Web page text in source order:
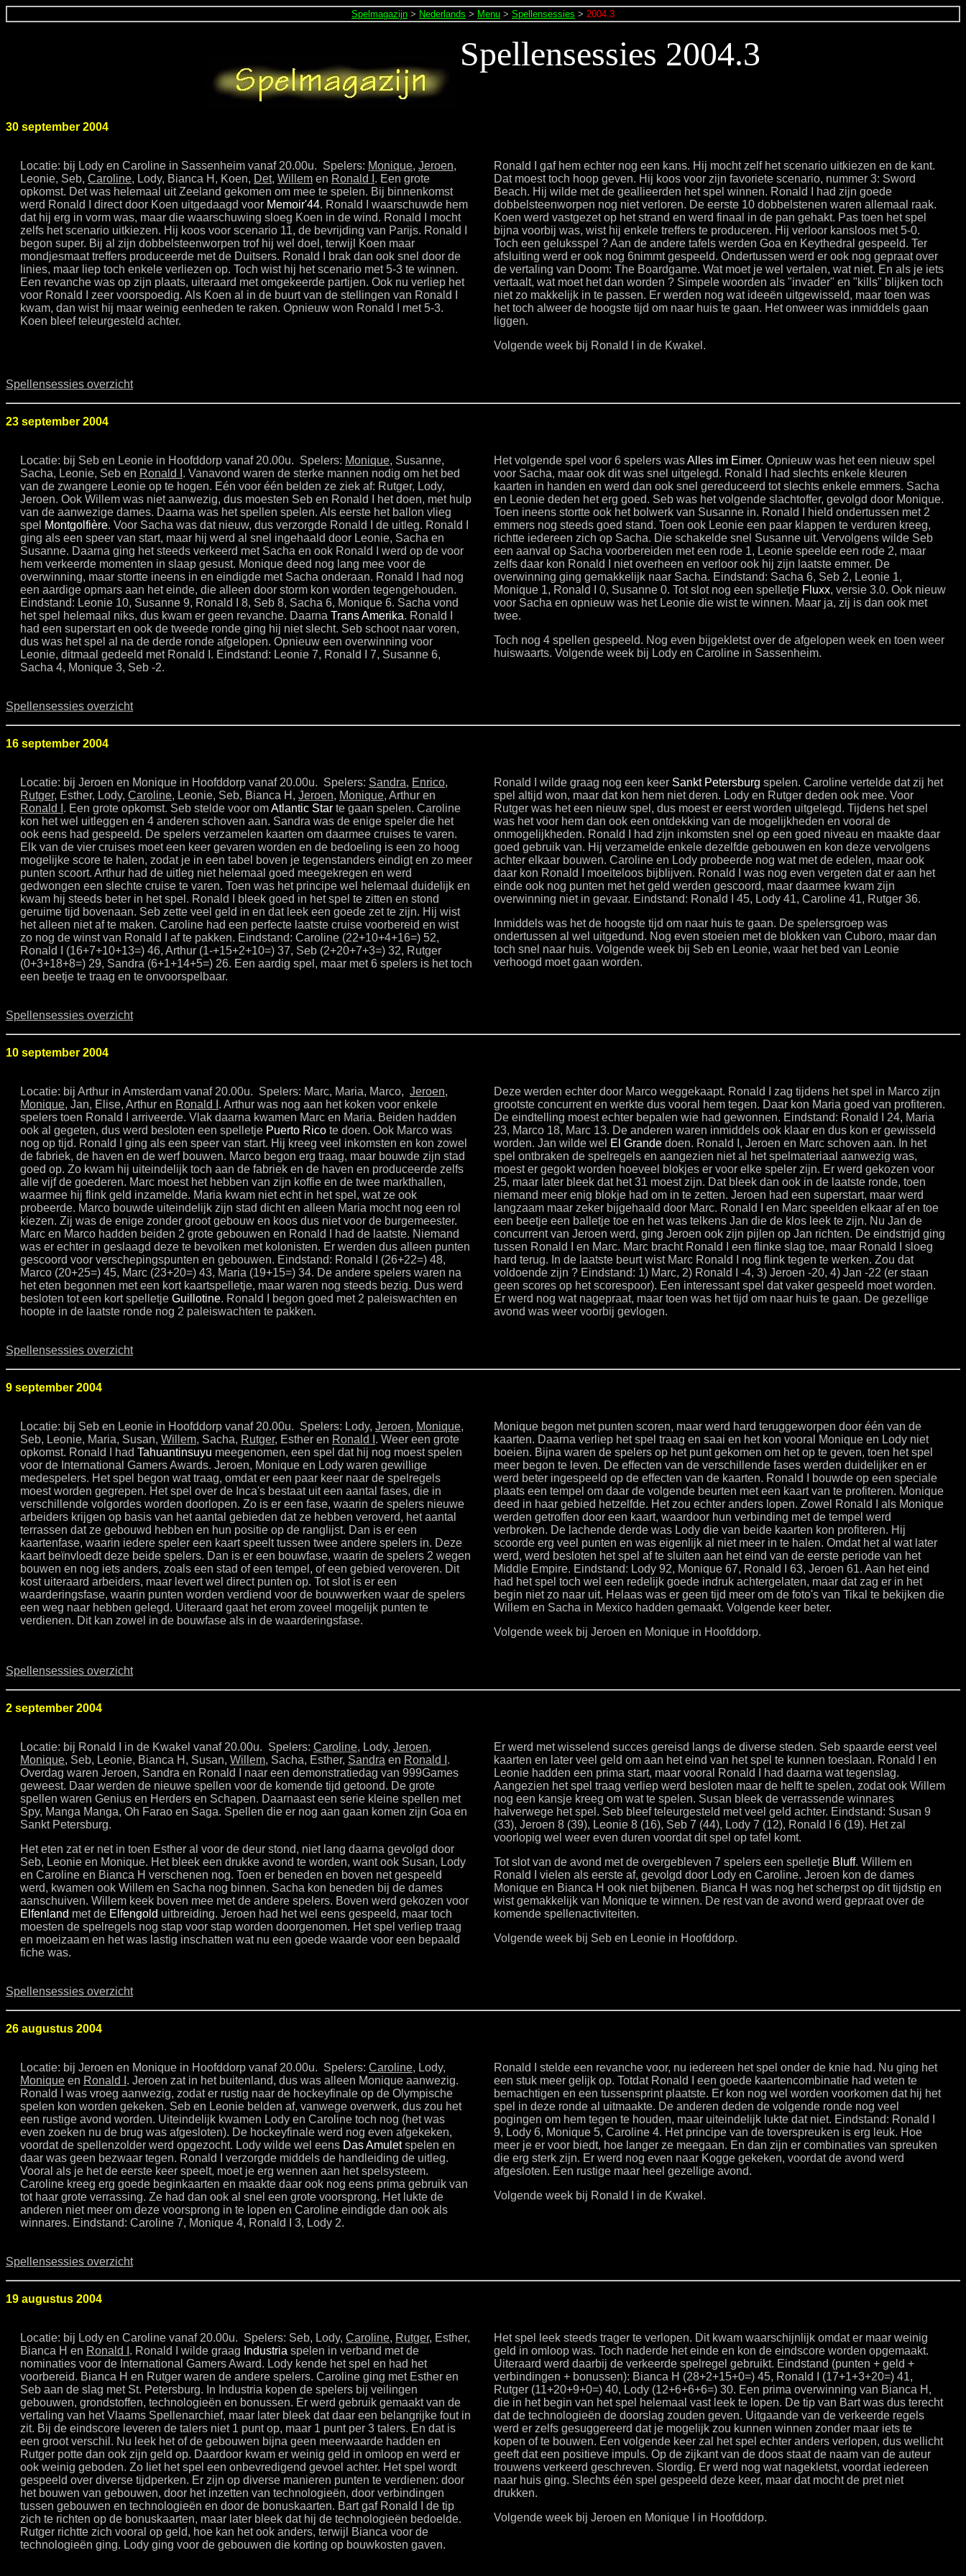
Spelmagazijn > Nederlands > Menu > Spellensessies > 2004.3
Spellensessies 2004.3
30 september 2004
Locatie: bij Lody en Caroline in Sassenheim vanaf 20.00u. Spelers: Monique, Jeroen,
Leonie, Seb, Caroline, Lody, Bianca H, Koen, Det, Willem en Ronald I . Een grote
opkomst. Det was helemaal uit Zeeland gekomen om mee te spelen. Bij binnenkomst
werd Ronald I direct door Koen uitgedaagd voor Memoir'44. Ronald I waarschuwde hem
dat hij erg in vorm was, maar die waarschuwing sloeg Koen in de wind. Ronald I mocht
zelfs het scenario uitkiezen. Hij koos voor scenario 11, de bevrijding van Parijs. Ronald I
begon super. Bij al zijn dobbelsteenworpen trof hij wel doel, terwijl Koen maar
mondjesmaat treffers produceerde met de Duitsers. Ronald I brak dan ook snel door de
linies, maar liep toch enkele verliezen op. Toch wist hij het scenario met 5-3 te winnen.
Een revanche was op zijn plaats, uiteraard met omgekeerde partijen. Ook nu verliep het
voor Ronald I zeer voorspoedig. Als Koen al in de buurt van de stellingen van Ronald I
kwam, dan wist hij maar weinig eenheden te raken. Opnieuw won Ronald I met 5-3.
Koen bleef teleurgesteld achter.
Ronald I gaf hem echter nog een kans. Hij mocht zelf het scenario uitkiezen en de kant.
Dat moest toch hoop geven. Hij koos voor zijn favoriete scenario, nummer 3: Sword
Beach. Hij wilde met de geallieerden het spel winnen. Ronald I had zijn goede
dobbelsteenworpen nog niet verloren. De eerste 10 dobbelstenen waren allemaal raak.
Koen werd vastgezet op het strand en werd finaal in de pan gehakt. Pas toen het spel
bijna voorbij was, wist hij enkele treffers te produceren. Hij verloor kansloos met 5-0.
Toch een geluksspel ? Aan de andere tafels werden Goa en Keythedral gespeeld. Ter
afsluiting werd er ook nog 6nimmt gespeeld. Ondertussen werd er ook nog gepraat over
de vertaling van Doom: The Boardgame. Wat moet je wel vertalen, wat niet. En als je iets
vertaalt, wat moet het dan worden ? Simpele woorden als "invader" en "kills" blijken toch
niet zo makkelijk in te passen. Er werden nog wat ideeën uitgewisseld, maar toen was
het toch alweer de hoogste tijd om naar huis te gaan. Het onweer was inmiddels gaan
liggen.
Volgende week bij Ronald I in de Kwakel.
Spellensessies overzicht
23 september 2004
Locatie: bij Seb en Leonie in Hoofddorp vanaf 20.00u. Spelers: Monique, Susanne,
Sacha, Leonie, Seb en Ronald I . Vanavond waren de sterke mannen nodig om het bed
van de zwangere Leonie op te hogen. Eén voor één belden ze ziek af: Rutger, Lody,
Jeroen. Ook Willem was niet aanwezig, dus moesten Seb en Ronald I het doen, met hulp
van de aanwezige dames. Daarna was het spellen spelen. Als eerste het ballon vlieg
spel Montgolfière. Voor Sacha was dat nieuw, dus verzorgde Ronald I de uitleg. Ronald I
ging als een speer van start, maar hij werd al snel ingehaald door Leonie, Sacha en
Susanne. Daarna ging het steeds verkeerd met Sacha en ook Ronald I werd op de voor
hem verkeerde momenten in slaap gesust. Monique deed nog lang mee voor de
overwinning, maar stortte ineens in en eindigde met Sacha onderaan. Ronald I had nog
een aardige opmars aan het einde, die alleen door storm kon worden tegengehouden.
Eindstand: Leonie 10, Susanne 9, Ronald I 8, Seb 8, Sacha 6, Monique 6. Sacha vond
het spel helemaal niks, dus kwam er geen revanche. Daarna Trans Amerika. Ronald I
had een superstart en ook de tweede ronde ging hij niet slecht. Seb schoot naar voren,
dus was het spel al na de derde ronde afgelopen. Opnieuw een overwinning voor
Leonie, ditmaal gedeeld met Ronald I. Eindstand: Leonie 7, Ronald I 7, Susanne 6,
Sacha 4, Monique 3, Seb -2.
Het volgende spel voor 6 spelers wasAlles im Eimer. Opnieuw was het een nieuw spel
voor Sacha, maar ook dit was snel uitgelegd. Ronald I had slechts enkele kleuren
kaarten in handen en werd dan ook snel gereduceerd tot slechts enkele emmers. Sacha
en Leonie deden het erg goed. Seb was het volgende slachtoffer, gevolgd door Monique.
Toen ineens stortte ook het bolwerk van Susanne in. Ronald I hield ondertussen met 2
emmers nog steeds goed stand. Toen ook Leonie een paar klappen te verduren kreeg,
richtte iedereen zich op Sacha. Die schakelde snel Susanne uit. Vervolgens wilde Seb
een aanval op Sacha voorbereiden met een rode 1, Leonie speelde een rode 2, maar
zelfs daar kon Ronald I niet overheen en verloor ook hij zijn laatste emmer. De
overwinning ging gemakkelijk naar Sacha. Eindstand: Sacha 6, Seb 2, Leonie 1,
Monique 1, Ronald I 0, Susanne 0. Tot slot nog een spelletje Fluxx, versie 3.0. Ook nieuw
voor Sacha en opnieuw was het Leonie die wist te winnen. Maar ja, zij is dan ook met
twee.
Toch nog 4 spellen gespeeld. Nog even bijgekletst over de afgelopen week en toen weer
huiswaarts. Volgende week bij Lody en Caroline in Sassenheim.
Spellensessies overzicht
16 september 2004
Locatie: bij Jeroen en Monique in Hoofddorp vanaf 20.00u. Spelers: Sandra, Enrico,
Rutger, Esther, Lody, Caroline, Leonie, Seb, Bianca H, Jeroen, Monique, Arthur en
Ronald I . Een grote opkomst. Seb stelde voor omAtlantic Star te gaan spelen. Caroline
kon het wel uitleggen en 4 anderen schoven aan. Sandra was de enige speler die het
ook eens had gespeeld. De spelers verzamelen kaarten om daarmee cruises te varen.
Elk van de vier cruises moet een keer gevaren worden en de bedoeling is een zo hoog
mogelijke score te halen, zodat je in een tabel boven je tegenstanders eindigt en zo meer
punten scoort. Arthur had de uitleg niet helemaal goed meegekregen en werd
gedwongen een slechte cruise te varen. Toen was het principe wel helemaal duidelijk en
kwam hij steeds beter in het spel. Ronald I bleek goed in het spel te zitten en stond
geruime tijd bovenaan. Seb zette veel geld in en dat leek een goede zet te zijn. Hij wist
het alleen niet af te maken. Caroline had een perfecte laatste cruise voorbereid en wist
zo nog de winst van Ronald I af te pakken. Eindstand: Caroline (22+10+4+16=) 52,
Ronald I (16+7+10+13=) 46, Arthur (1-+15+2+10=) 37, Seb (2+20+7+3=) 32, Rutger
(0+3+18+8=) 29, Sandra (6+1+14+5=) 26. Een aardig spel, maar met 6 spelers is het toch
een beetje te traag en te onvoorspelbaar.
Ronald I wilde graag nog een keer Sankt Petersburg spelen. Caroline vertelde dat zij het
spel altijd won, maar dat kon hem niet deren. Lody en Rutger deden ook mee. Voor
Rutger was het een nieuw spel, dus moest er eerst worden uitgelegd. Tijdens het spel
was het voor hem dan ook een ontdekking van de mogelijkheden en vooral de
onmogelijkheden. Ronald I had zijn inkomsten snel op een goed niveau en maakte daar
goed gebruik van. Hij verzamelde enkele dezelfde gebouwen en kon deze vervolgens
achter elkaar bouwen. Caroline en Lody probeerde nog wat met de edelen, maar ook
daar kon Ronald I moeiteloos bijblijven. Ronald I was nog even vergeten dat er aan het
einde ook nog punten met het geld werden gescoord, maar daarmee kwam zijn
overwinning niet in gevaar. Eindstand: Ronald I 45, Lody 41, Caroline 41, Rutger 36.
Inmiddels was het de hoogste tijd om naar huis te gaan. De spelersgroep was
ondertussen al wel uitgedund. Nog even stoeien met de blokken van Cuboro, maar dan
toch snel naar huis. Volgende week bij Seb en Leonie, waar het bed van Leonie
verhoogd moet gaan worden.
Spellensessies overzicht
10 september 2004
Locatie: bij Arthur in Amsterdam vanaf 20.00u. Spelers: Marc, Maria, Marco, Jeroen,
Monique, Jan, Elise, Arthur en Ronald I . Arthur was nog aan het koken voor enkele
spelers toen Ronald I arriveerde. Vlak daarna kwamen Marc en Maria. Beiden hadden
ook al gegeten, dus werd besloten een spelletje Puerto Rico te doen. Ook Marco was
nog op tijd. Ronald I ging als een speer van start. Hij kreeg veel inkomsten en kon zowel
de fabriek, de haven en de werf bouwen. Marco begon erg traag, maar bouwde zijn stad
goed op. Zo kwam hij uiteindelijk toch aan de fabriek en de haven en produceerde zelfs
alle vijf de goederen. Marc moest het hebben van zijn koffie en de twee markthallen,
waarmee hij flink geld inzamelde. Maria kwam niet echt in het spel, wat ze ook
probeerde. Marco bouwde uiteindelijk zijn stad dicht en alleen Maria mocht nog een rol
kiezen. Zij was de enige zonder groot gebouw en koos dus niet voor de burgemeester.
Marc en Marco hadden beiden 2 grote gebouwen en Ronald I had de laatste. Niemand
was er echter in geslaagd deze te bevolken met kolonisten. Er werden dus alleen punten
gescoord voor verschepingspunten en gebouwen. Eindstand: Ronald I (26+22=) 48,
Marco (20+25=) 45, Marc (23+20=) 43, Maria (19+15=) 34. De andere spelers waren na
het eten begonnen met een kort kaartspelletje, maar waren nog steeds bezig. Dus werd
besloten tot een kort spelletje Guillotine. Ronald I begon goed met 2 paleiswachten en
hoopte in de laatste ronde nog 2 paleiswachten te pakken.
Deze werden echter door Marco weggekaapt. Ronald I zag tijdens het spel in Marco zijn
grootste concurrent en werkte dus vooral hem tegen. Daar kon Maria goed van profiteren.
De eindtelling moest echter bepalen wie had gewonnen. Eindstand: Ronald I 24, Maria
23, Marco 18, Marc 13. De anderen waren inmiddels ook klaar en dus kon er gewisseld
worden. Jan wilde wel El Grande doen. Ronald I, Jeroen en Marc schoven aan. In het
spel ontbraken de spelregels en aangezien niet al het spelmateriaal aanwezig was,
moest er gegokt worden hoeveel blokjes er voor elke speler zijn. Er werd gekozen voor
25, maar later bleek dat het 31 moest zijn. Dat bleek dan ook in de laatste ronde, toen
niemand meer enig blokje had om in te zetten. Jeroen had een superstart, maar werd
langzaam maar zeker bijgehaald door Marc. Ronald I en Marc speelden elkaar af en toe
een beetje een balletje toe en het was telkens Jan die de klos leek te zijn. Nu Jan de
concurrent van Jeroen werd, ging Jeroen ook zijn pijlen op Jan richten. De eindstrijd ging
tussen Ronald I en Marc. Marc bracht Ronald I een flinke slag toe, maar Ronald I sloeg
hard terug. In de laatste beurt wist Marc Ronald I nog flink tegen te werken. Zou dat
voldoende zijn ? Eindstand: 1) Marc, 2) Ronald I -4, 3) Jeroen -20, 4) Jan -22 (er staan
geen scores op het scorespoor). Een interessant spel dat vaker gespeeld moet worden.
Er werd nog wat nagepraat, maar toen was het tijd om naar huis te gaan. De gezellige
avond was weer voorbij gevlogen.
Spellensessies overzicht
9 september 2004
Locatie: bij Seb en Leonie in Hoofddorp vanaf 20.00u. Spelers: Lody, Jeroen, Monique,
Seb, Leonie, Maria, Susan, Willem, Sacha, Rutger, Esther en Ronald I . Weer een grote
opkomst. Ronald I had Tahuantinsuyu meegenomen, een spel dat hij nog moest spelen
voor de International Gamers Awards. Jeroen, Monique en Lody waren gewillige
medespelers. Het spel begon wat traag, omdat er een paar keer naar de spelregels
moest worden gegrepen. Het spel over de Inca's bestaat uit een aantal fases, die in
verschillende volgordes worden doorlopen. Zo is er een fase, waarin de spelers nieuwe
arbeiders krijgen op basis van het aantal gebieden dat ze hebben veroverd, het aantal
terrassen dat ze gebouwd hebben en hun positie op de ranglijst. Dan is er een
kaartenfase, waarin iedere speler een kaart speelt tussen twee andere spelers in. Deze
kaart beïnvloedt deze beide spelers. Dan is er een bouwfase, waarin de spelers 2 wegen
bouwen en nog iets anders, zoals een stad of een tempel, of een gebied veroveren. Dit
kost uiteraard arbeiders, maar levert wel direct punten op. Tot slot is er een
waarderingsfase, waarin punten worden verdiend voor de bouwwerken waar de spelers
een weg naar hebben gelegd. Uiteraard gaat het erom zoveel mogelijk punten te
verdienen. Dit kan zowel in de bouwfase als in de waarderingsfase.
Monique begon met punten scoren, maar werd hard teruggeworpen door één van de
kaarten. Daarna verliep het spel traag en saai en het kon vooral Monique en Lody niet
boeien. Bijna waren de spelers op het punt gekomen om het op te geven, toen het spel
meer begon te leven. De effecten van de verschillende fases werden duidelijker en er
werd beter ingespeeld op de effecten van de kaarten. Ronald I bouwde op een speciale
plaats een tempel om daar de volgende beurten met een kaart van te profiteren. Monique
deed in haar gebied hetzelfde. Het zou echter anders lopen. Zowel Ronald I als Monique
werden getroffen door een kaart, waardoor hun verbinding met de tempel werd
verbroken. De lachende derde was Lody die van beide kaarten kon profiteren. Hij
scoorde erg veel punten en was eigenlijk al niet meer in te halen. Omdat het al wat later
werd, werd besloten het spel af te sluiten aan het eind van de eerste periode van het
Middle Empire. Eindstand: Lody 92, Monique 67, Ronald I 63, Jeroen 61. Aan het eind
had het spel toch wel een redelijk goede indruk achtergelaten, maar dat zag er in het
begin niet zo naar uit. Helaas was er geen tijd meer om de foto's van Tikal te bekijken die
Willem en Sacha in Mexico hadden gemaakt. Volgende keer beter.
Volgende week bij Jeroen en Monique in Hoofddorp.
Spellensessies overzicht
2 september 2004
Locatie: bij Ronald I in de Kwakel vanaf 20.00u. Spelers: Caroline, Lody, Jeroen,
Monique, Seb, Leonie, Bianca H, Susan, Willem, Sacha, Esther, Sandra en Ronald I .
Overdag waren Jeroen, Sandra en Ronald I naar een demonstratiedag van 999Games
geweest. Daar werden de nieuwe spellen voor de komende tijd getoond. De grote
spellen waren Genius en Herders en Schapen. Daarnaast een serie kleine spellen met
Spy, Manga Manga, Oh Farao en Saga. Spellen die er nog aan gaan komen zijn Goa en
Sankt Petersburg.
Het eten zat er net in toen Esther al voor de deur stond, niet lang daarna gevolgd door
Seb, Leonie en Monique. Het bleek een drukke avond te worden, want ook Susan, Lody
en Caroline en Bianca H verschenen nog. Toen er beneden en boven net gespeeld
werd, kwamen ook Willem en Sacha nog binnen. Sacha kon beneden bij de dames
aanschuiven. Willem keek boven mee met de andere spelers. Boven werd gekozen voor
Elfenland met de Elfengold uitbreiding. Jeroen had het wel eens gespeeld, maar toch
moesten de spelregels nog stap voor stap worden doorgenomen. Het spel verliep traag
en moeizaam en het was lastig inschatten wat nu een goede waarde voor een bepaald
fiche was.
Er werd met wisselend succes gereisd langs de diverse steden. Seb spaarde eerst veel
kaarten en later veel geld om aan het eind van het spel te kunnen toeslaan. Ronald I en
Leonie hadden een prima start, maar vooral Ronald I had daarna wat tegenslag.
Aangezien het spel traag verliep werd besloten maar de helft te spelen, zodat ook Willem
nog een kansje kreeg om wat te spelen. Susan bleek de verrassende winnares
halverwege het spel. Seb bleef teleurgesteld met veel geld achter. Eindstand: Susan 9
(33), Jeroen 8 (39), Leonie 8 (16), Seb 7 (44), Lody 7 (12), Ronald I 6 (19). Het zal
voorlopig wel weer even duren voordat dit spel op tafel komt.
Tot slot van de avond met de overgebleven 7 spelers een spelletje Bluff. Willem en
Ronald I vielen als eerste af, gevolgd door Lody en Caroline. Jeroen kon de dames
Monique en Bianca H ook niet bijbenen. Bianca H was nog het scherpst op dit tijdstip en
wist gemakkelijk van Monique te winnen. De rest van de avond werd gepraat over de
komende spellenactiviteiten.
Volgende week bij Seb en Leonie in Hoofddorp.
Spellensessies overzicht
26 augustus 2004
Locatie: bij Jeroen en Monique in Hoofddorp vanaf 20.00u. Spelers: Caroline, Lody,
Monique en Ronald I . Jeroen zat in het buitenland, dus was alleen Monique aanwezig.
Ronald I was vroeg aanwezig, zodat er rustig naar de hockeyfinale op de Olympische
spelen kon worden gekeken. Seb en Leonie belden af, vanwege overwerk, dus zou het
een rustige avond worden. Uiteindelijk kwamen Lody en Caroline toch nog (het was
even zoeken nu de brug was afgesloten). De hockeyfinale werd nog even afgekeken,
voordat de spellenzolder werd opgezocht. Lody wilde wel eens Das Amuletspelen en
daar was geen bezwaar tegen. Ronald I verzorgde middels de handleiding de uitleg.
Vooral als je het de eerste keer speelt, moet je erg wennen aan het spelsysteem.
Caroline kreeg erg goede beginkaarten en maakte daar ook nog eens prima gebruik van
tot haar grote verrassing. Ze had dan ook al snel een grote voorsprong. Het lukte de
anderen niet meer om deze voorsprong in te lopen en Caroline eindigde dan ook als
winnares. Eindstand: Caroline 7, Monique 4, Ronald I 3, Lody 2.
Ronald I stelde een revanche voor, nu iedereen het spel onder de knie had. Nu ging het
een stuk meer gelijk op. Totdat Ronald I een goede kaartencombinatie had weten te
bemachtigen en een tussensprint plaatste. Er kon nog wel worden voorkomen dat hij het
spel in deze ronde al uitmaakte. De anderen deden de volgende ronde nog veel
pogingen om hem tegen te houden, maar uiteindelijk lukte dat niet. Eindstand: Ronald I
9, Lody 6, Monique 5, Caroline 4. Het principe van de toverspreuken is erg leuk. Hoe
meer je er voor biedt, hoe langer ze meegaan. En dan zijn er combinaties van spreuken
die erg sterk zijn. Er werd nog even naar Kogge gekeken, voordat de avond werd
afgesloten. Een rustige maar heel gezellige avond.
Volgende week bij Ronald I in de Kwakel.
Spellensessies overzicht
19 augustus 2004
Locatie: bij Lody en Caroline vanaf 20.00u. Spelers: Seb, Lody, Caroline, Rutger, Esther,
Bianca H en Ronald I . Ronald I wilde graag Industria spelen in verband met de
nominaties voor de International Gamers Award. Lody kende het spel en had het
voorbereid. Bianca H en Rutger waren de andere spelers. Caroline ging met Esther en
Seb aan de slag met St. Petersburg. In Industria kopen de spelers bij veilingen
gebouwen, grondstoffen, technologieën en bonussen. Er werd gebruik gemaakt van de
vertaling van het Vlaams Spellenarchief, maar later bleek dat daar een belangrijke fout in
zit. Bij de eindscore leveren de talers niet 1 punt op, maar 1 punt per 3 talers. En dat is
een groot verschil. Nu leek het of de gebouwen bijna geen meerwaarde hadden en
Rutger potte dan ook zijn geld op. Daardoor kwam er weinig geld in omloop en werd er
ook weinig geboden. Zo liet het spel een onbevredigend gevoel achter. Het spel wordt
gespeeld over diverse tijdperken. Er zijn op diverse manieren punten te verdienen: door
het bouwen van gebouwen, door het inzetten van technologieën, door verbindingen
tussen gebouwen en technologieën en door de bonuskaarten. Bart gaf Ronald I de tip
zich te richten op de bonuskaarten, maar later bleek dat hij de technologieën bedoelde.
Rutger richtte zich vooral op geld, hoe kan het ook anders, terwijl Bianca voor de
technologieën ging. Lody ging voor de gebouwen die korting op bouwkosten gaven.
Het spel leek steeds trager te verlopen. Dit kwam waarschijnlijk omdat er maar weinig
geld in omloop was. Toch naderde het einde en kon de eindscore worden opgemaakt.
Uiteraard werd daarbij de verkeerde spelregel gebruikt. Eindstand (punten + geld +
verbindingen + bonussen): Bianca H (28+2+15+0=) 45, Ronald I (17+1+3+20=) 41,
Rutger (11+20+9+0=) 40, Lody (12+6+6+6=) 30. Een prima overwinning van Bianca H,
die in het begin van het spel helemaal vast leek te lopen. De tip van Bart was dus terecht
dat de technologieën de doorslag zouden geven. Uitgaande van de verkeerde regels
werd er zelfs gesuggereerd dat je mogelijk zou kunnen winnen zonder maar iets te
kopen of te bouwen. Een volgende keer zal het spel echter anders verlopen, dus wellicht
geeft dat een positieve impuls. Op de zijkant van de doos staat de naam van de auteur
trouwens verkeerd geschreven. Slordig. Er werd nog wat nagekletst, voordat iedereen
naar huis ging. Slechts één spel gespeeld deze keer, maar dat mocht de pret niet
drukken.
Volgende week bij Jeroen en Monique I in Hoofddorp.